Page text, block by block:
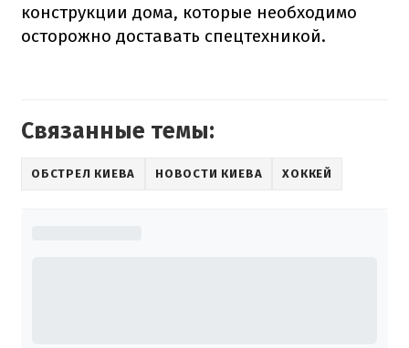
конструкции дома, которые необходимо
осторожно доставать спецтехникой.
Связанные темы:
ОБСТРЕЛ КИЕВА НОВОСТИ КИЕВА ХОККЕЙ